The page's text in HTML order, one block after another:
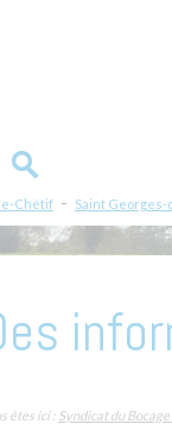
Chétif - Saint Georges-
êtes ici : Syndicat du